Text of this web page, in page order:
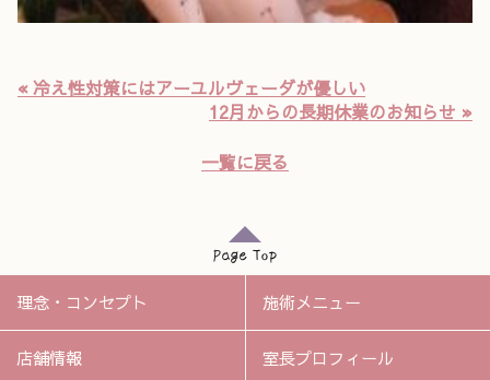
« 冷え性対策にはアーユルヴェーダが優しい
12月からの長期休業のお知らせ »
一覧に戻る
理念・コンセプト 施術メニュー
店舗情報 室長プロフィール